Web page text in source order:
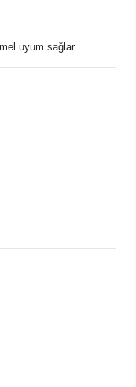
uyum sağlar.